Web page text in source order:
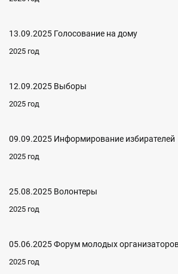
13.09.2025 Голосование на дому
2025 год
12.09.2025 Выборы
2025 год
09.09.2025 Информирование избирателей
2025 год
25.08.2025 Волонтеры
2025 год
05.06.2025 Форум молодых
2025 год